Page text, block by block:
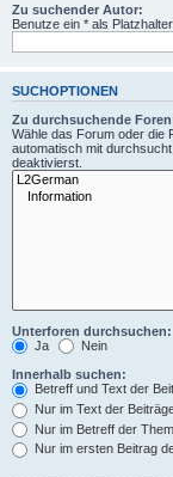
Zu suchender Autor:
Benutze ein * als
SUCHOPTIONEN
Zu durchsuchende
Wähle das Forum oder die
automatisch mit
deaktivierst.
Unterforen durchsuchen:
Ja
Nein
Innerhalb suchen:
Betreff und Text der
Nur im Text der
Nur im Betreff der
Nur im ersten Beitrag